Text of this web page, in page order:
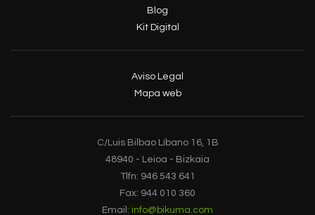
Blog
Kit Digital
Aviso Legal
Mapa web
C/Luis Bilbao Líbano 16, 1B
48940 - Leioa - Bizkaia
Tlfn: 946 543 641
Fax: 944 010 360
Email: info@bikuma.com